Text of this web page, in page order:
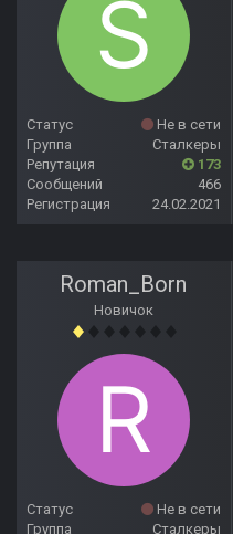
Статус
Не в сети
Группа
Сталкеры
Репутация
173
Сообщений
466
Регистрация
24.02.2021
Roman_Born
Новичок
Статус
Не в сети
Группа
Сталкеры